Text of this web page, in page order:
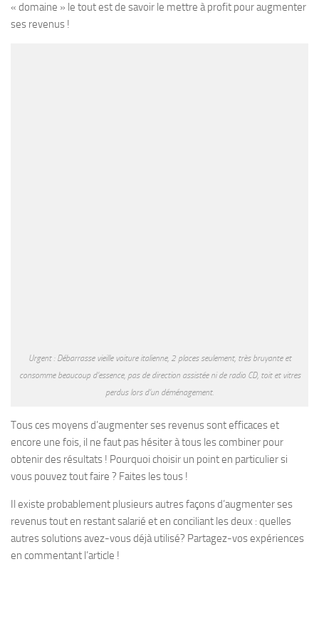
« domaine » le tout est de savoir le mettre à profit pour augmenter
ses revenus !
Urgent : Débarrasse vieille voiture italienne, 2 places seulement, très bruyante et
consomme beaucoup d’essence, pas de direction assistée ni de radio CD, toit et vitres
perdus lors d’un déménagement.
Tous ces moyens d’augmenter ses revenus sont efficaces et
encore une fois, il ne faut pas hésiter à tous les combiner pour
obtenir des résultats ! Pourquoi choisir un point en particulier si
vous pouvez tout faire ? Faites les tous !
Il existe probablement plusieurs autres façons d’augmenter ses
revenus tout en restant salarié et en conciliant les deux : quelles
autres solutions avez-vous déjà utilisé? Partagez-vos expériences
en commentant l’article !